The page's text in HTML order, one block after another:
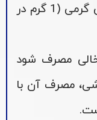
که روزانه1 تا 2 کپسول 500 میلی گرمی (1 گرم در
مصرف شود
مصرف آن با